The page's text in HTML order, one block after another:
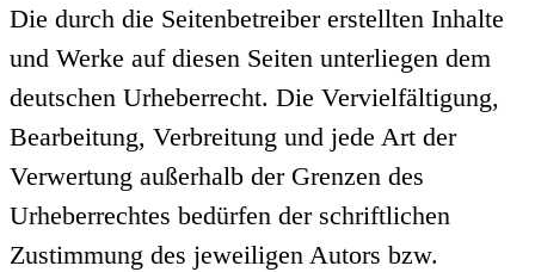
Die durch die Seitenbetreiber erstellten Inhalte
und Werke auf diesen Seiten unterliegen dem
deutschen Urheberrecht. Die Vervielfältigung,
Bearbeitung, Verbreitung und jede Art der
Verwertung außerhalb der Grenzen des
Urheberrechtes bedürfen der schriftlichen
Zustimmung des jeweiligen Autors bzw.